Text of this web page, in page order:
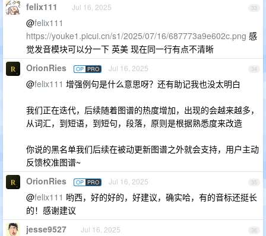
33
felix111 Jul 16, 2025
@felix111
https://youke1.picui.cn/s1/2025/07/16/687773a9e602c.png 感
觉发音模块可以分一下 英美 现在同一行有点不清晰
34
OrionRies OP PRO Jul 16, 2025
@felix111 增强例句是什么意思呀？还有助记我也没太明白
我们正在迭代，后续随着图谱的热度增加，出现的会越来越多，
从词汇，到短语，到短句，段落，原则是根据熟悉度来改造
你说的黑名单我们后续在被动更新图谱之外就会支持，用户主动
反馈校准图谱~
35
OrionRies OP PRO Jul 16, 2025
@felix111 哟西，好的好的，好建议，确实哈，有的音标还挺长
的！感谢建议
36
jesse9527 Jul 16, 2025